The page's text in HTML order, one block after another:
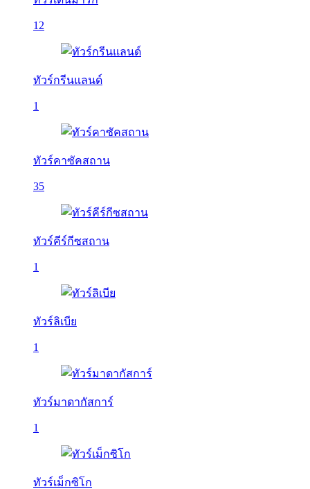
12
ทัวร์กรีนแลนด์
1
ทัวร์คาซัคสถาน
35
ทัวร์คีร์กีซสถาน
1
ทัวร์ลิเบีย
1
ทัวร์มาดากัสการ์
1
ทัวร์เม็กซิโก